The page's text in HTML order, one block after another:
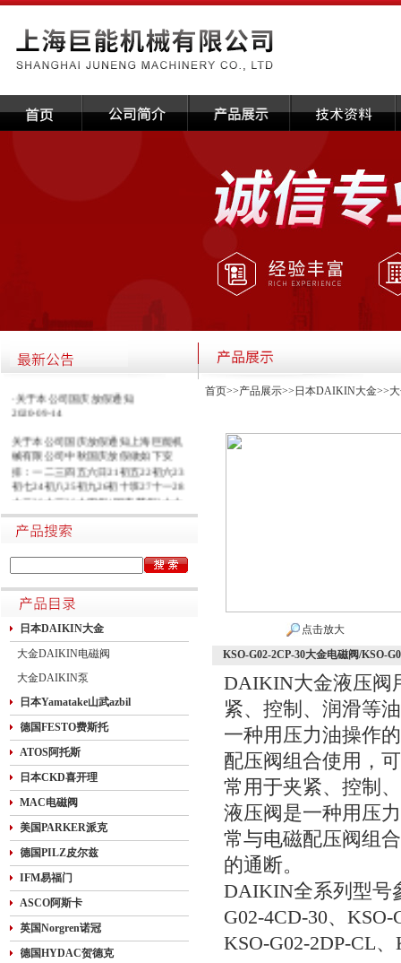
·关于本公司国庆放假通知
2020-09-14
关于本公司国庆放假通知上海巨能机
械有限公司中秋国庆放假做如下安
排：一二三四五六日21初五22初六23
初七24初八25初九26初十班27十一28
十二29十三30十四假1国庆节假2十六
廿一假8廿二9廿三班10廿四11廿五10
月1日~8日放假调休，共8天。9月27
日（星期日）、10月10日（星期六）
上班。在此期间如有进口产品需要采
购的客户，为避免您的货期受到影
响，请提前安排订货事宜。高速规定
月1日0时-10月8日24时，共8天
日本DAIKIN大金
大金DAIKIN电磁阀
大金DAIKIN泵
日本Yamatake山武azbil
德国FESTO费斯托
ATOS阿托斯
日本CKD喜开理
MAC电磁阀
美国PARKER派克
德国PILZ皮尔兹
IFM易福门
ASCO阿斯卡
英国Norgren诺冠
德国HYDAC贺德克
首页>>产品展示>> 日本DAIKIN大金>>
点击放大
KSO-G02-2CP-30大金电磁阀/KSO-
DAIKIN大金液压阀
紧、控制、润滑等
一种用压力油操作
配压阀组合使用，
常用于夹紧、控制
液压阀是一种用压
常与电磁配压阀组
的通断。
DAIKIN全系列型号
G02-4CD-30、KSO-
KSO-G02-2DP-CL